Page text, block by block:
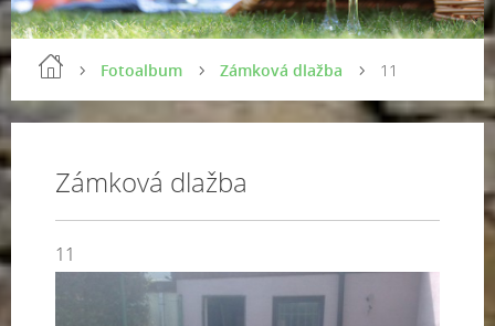
Fotoalbum Zámková dlažba 11
Zámková dlažba
11